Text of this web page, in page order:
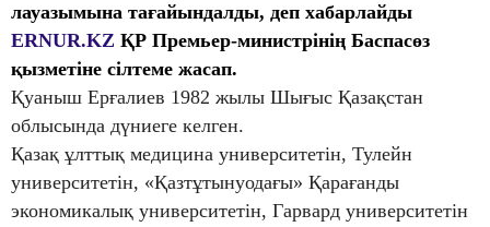
лауазымына тағайындалды, деп хабарлайды
ERNUR.KZ ҚР Премьер-министрінің Баспасөз
қызметіне сілтеме жасап.
Қуаныш Ерғалиев 1982 жылы Шығыс Қазақстан
облысында дүниеге келген.
Қазақ ұлттық медицина университетін, Тулейн
университетін, «Қазтұтынуодағы» Қарағанды
экономикалық университетін, Гарвард университетін